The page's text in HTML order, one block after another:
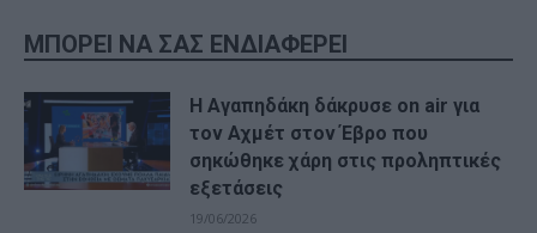
ΜΠΟΡΕΙ ΝΑ ΣΑΣ ΕΝΔΙΑΦΕΡΕΙ
Η Αγαπηδάκη δάκρυσε on air για
τον Αχμέτ στον Έβρο που
σηκώθηκε χάρη στις προληπτικές
εξετάσεις
19/06/2026